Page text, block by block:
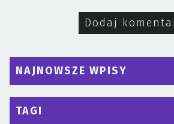
NAJNOWSZE WPISY
TAGI